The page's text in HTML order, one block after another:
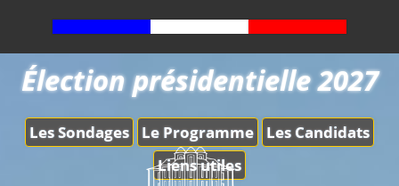
Les Sondages Le Programme
Les Candidats
Liens utiles
Élection présidentielle 2027